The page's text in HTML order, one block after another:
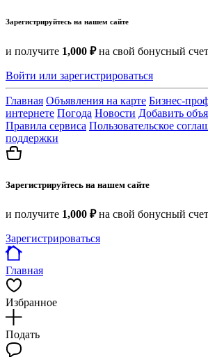
Зарегистрируйтесь на нашем сайте
и получите 1,000 ₽на свой бонусный
Войти или зарегистрироваться
Главная Объявления на карте Бизнес-
интернете Погода Новости Добавить
Правила сервиса Пользовательское
поддержки
Зарегистрируйтесь на нашем сайте
и получите 1,000 ₽на свой бонусный
Зарегистрироваться
Главная
Избранное
Подать